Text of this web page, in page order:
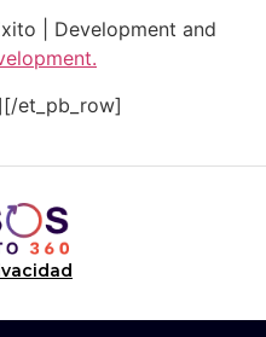
| Development and
et_pb_row]